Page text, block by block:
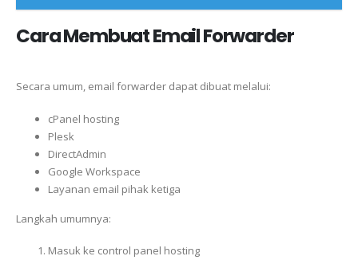
Cara Membuat Email Forwarder
Secara umum, email forwarder dapat dibuat melalui:
cPanel hosting
Plesk
DirectAdmin
Google Workspace
Layanan email pihak ketiga
Langkah umumnya:
Masuk ke control panel hosting